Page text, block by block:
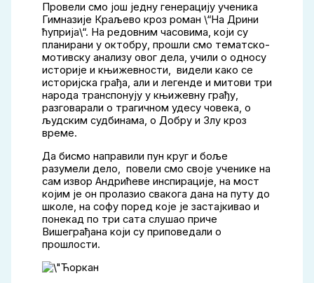
Провели смо још једну генерацију ученика
Гимназије Краљево кроз роман \“На Дрини
ћуприја\“. На редовним часовима, који су
планирани у октобру, прошли смо тематско-
мотивску анализу овог дела, учили о односу
историје и књижевности, видели како се
историјска грађа, али и легенде и митови три
народа транспонују у књижевну грађу,
разговарали о трагичном удесу човека, о
људским судбинама, о Добру и Злу кроз
време.
Да бисмо направили пун круг и боље
разумели дело, повели смо своје ученике на
сам извор Андрићеве инспирације, на мост
којим је он пролазио свакога дана на путу до
школе, на софу поред које је застајкивао и
понекад по три сата слушао приче
Вишеграђана који су приповедали о
прошлости.